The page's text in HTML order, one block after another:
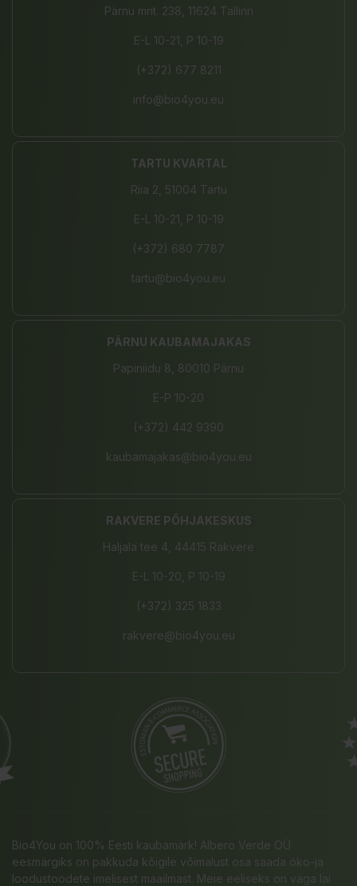
Pärnu mnt. 238, 11624 Tallinn
E-L 10-21, P 10-19
(+372) 677 8211
info@bio4you.eu
TARTU KVARTAL
Riia 2, 51004 Tartu
E-L 10-21, P 10-19
(+372) 680 7787
tartu@bio4you.eu
PÄRNU KAUBAMAJAKAS
Papiniidu 8, 80010 Pärnu
E-P 10-20
(+372) 442 9390
kaubamajakas@bio4you.eu
RAKVERE PÕHJAKESKUS
Haljala tee 4, 44415 Rakvere
E-L 10-20, P 10-19
(+372) 325 1833
rakvere@bio4you.eu
Bio4You on 100% Eesti kaubamärk! Albero Verde OÜ
eesmärgiks on pakkuda kõigile võimalust osa saada öko-ja
loodustoodete imelisest maailmast. Meie eeliseks on väga lai